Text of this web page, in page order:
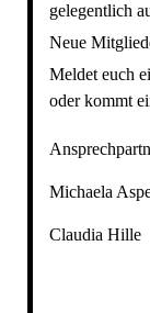
gelegentlich
Neue
Meldet euch
oder kommt
Michaela
Claudia Hille